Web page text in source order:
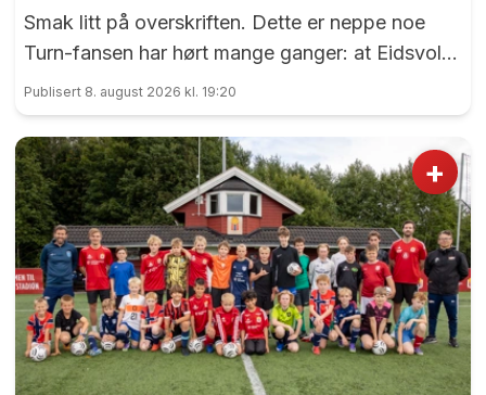
Smak litt på overskriften. Dette er neppe noe
Turn-fansen har hørt mange ganger: at Eidsvold
Turn er best når det virkelig gjelder. Men akkurat
nå er faktisk blåtrøyene det!
Publisert 8. august 2026 kl. 19:20
+